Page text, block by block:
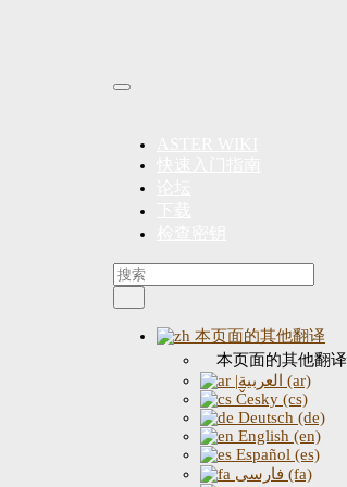
本页面的其他翻译
本页面的其他翻译
|العربية (ar)
Česky (cs)
Deutsch (de)
English (en)
Español (es)
فارسی (fa)